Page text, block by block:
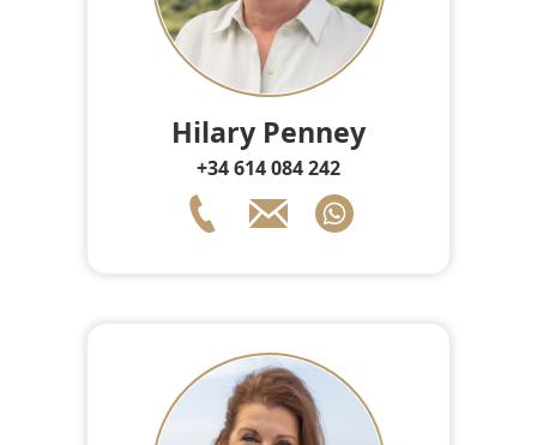
Hilary Penney
+34 614 084 242